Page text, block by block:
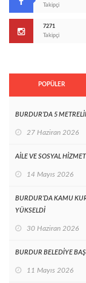
Takipçi
7271
Takipçi
POPÜLER
BURDUR’DA 5
27 Haziran 2026
AİLE VE SOSYAL
14 Mayıs 2026
BURDUR’DA KAMU
YÜKSELDİ
30 Haziran 2026
BURDUR BELEDİYE
11 Mayıs 2026